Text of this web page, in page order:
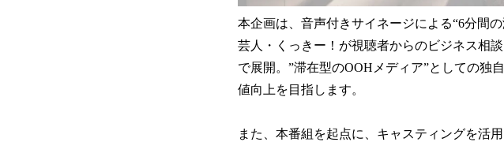
本企画は、音声付きサイネージによる“6分間
芸人・くっきー！が視聴者からのビジネス相
で展開。”滞在型のOOHメディア”としての独
値向上を目指します。
また、本番組を起点に、キャスティングを活